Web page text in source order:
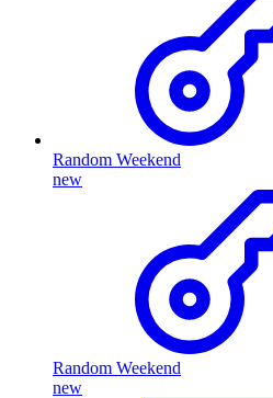
Random Weekend
new
Random Weekend
new